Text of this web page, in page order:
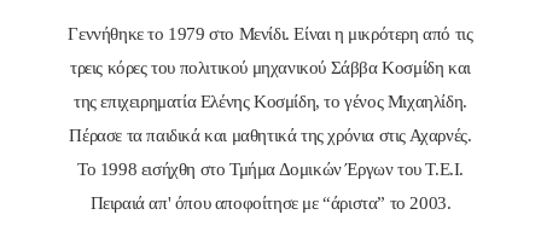
Γεννήθηκε το 1979 στο Μενίδι. Είναι η μικρότερη από τις
τρεις κόρες του πολιτικού μηχανικού Σάββα Κοσμίδη και
της επιχειρηματία Ελένης Κοσμίδη, το γένος Μιχαηλίδη.
Πέρασε τα παιδικά και μαθητικά της χρόνια στις Αχαρνές.
Το 1998 εισήχθη στο Τμήμα Δομικών Έργων του Τ.Ε.Ι.
Πειραιά απ' όπου αποφοίτησε με “άριστα” το 2003.